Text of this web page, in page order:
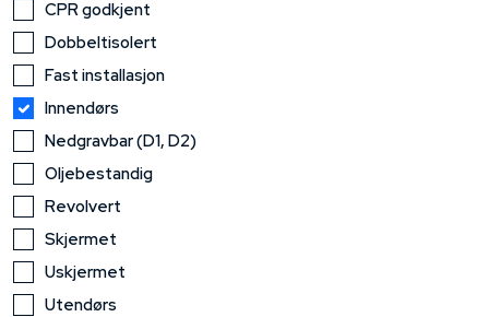
CPR godkjent
Dobbeltisolert
Fast installasjon
Innendørs
Nedgravbar (D1, D2)
Oljebestandig
Revolvert
Skjermet
Uskjermet
Utendørs